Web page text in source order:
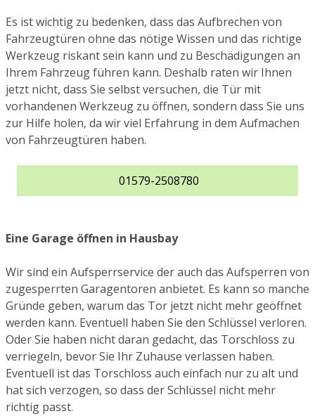
Es ist wichtig zu bedenken, dass das Aufbrechen von
Fahrzeugtüren ohne das nötige Wissen und das richtige
Werkzeug riskant sein kann und zu Beschädigungen an
Ihrem Fahrzeug führen kann. Deshalb raten wir Ihnen
jetzt nicht, dass Sie selbst versuchen, die Tür mit
vorhandenen Werkzeug zu öffnen, sondern dass Sie uns
zur Hilfe holen, da wir viel Erfahrung in dem Aufmachen
von Fahrzeugtüren haben.
01579-2508780
Eine Garage öffnen in Hausbay
Wir sind ein Aufsperrservice der auch das Aufsperren von
zugesperrten Garagentoren anbietet. Es kann so manche
Gründe geben, warum das Tor jetzt nicht mehr geöffnet
werden kann. Eventuell haben Sie den Schlüssel verloren.
Oder Sie haben nicht daran gedacht, das Torschloss zu
verriegeln, bevor Sie Ihr Zuhause verlassen haben.
Eventuell ist das Torschloss auch einfach nur zu alt und
hat sich verzogen, so dass der Schlüssel nicht mehr
richtig passt.